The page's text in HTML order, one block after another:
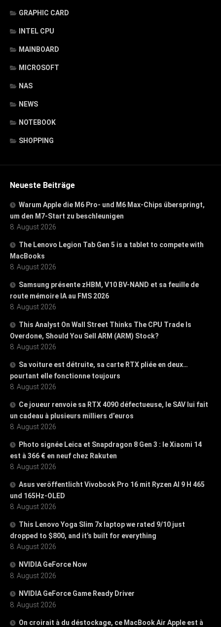
GRAPHIC CARD
INTEL CPU
MAINBOARD
MICROSOFT
NAS
NEWS
NOTEBOOK
SHOPPING
Neueste Beiträge
Warum Apple die M6 Pro- und M6 Max-Chips überspringt,
um den M7-Start zu beschleunigen
8. August 2026
The Lenovo Legion Tab Gen 5 is a tablet to compete with
MacBooks
8. August 2026
Samsung présente zHBM, V10 BV-NAND et sa feuille de
route mémoire IA au FMS 2026
8. August 2026
This Analyst On Wall Street Thinks The CPU Trade Is
Overdone, Should You Sell ARM (ARM) Stock?
8. August 2026
Sa voiture est détruite, sa carte RTX pliée en deux…
pourtant elle fonctionne toujours
8. August 2026
Ce joueur renvoie sa RTX 4090 défectueuse, le SAV lui fait
un cadeau à plusieurs milliers d’euros
8. August 2026
Photo signée Leica et Snapdragon 8 Gen 3 : le Xiaomi 14
est à 366 € en neuf chez Rakuten
8. August 2026
Asus veröffentlicht Vivobook Pro 16 mit Ryzen AI 9 H 465
und 165Hz-OLED
8. August 2026
This Lenovo Yoga Slim 7x laptop we rated 9/10 just
dropped to $800, and it’s built for everything
8. August 2026
NVIDIA GeForce Now
8. August 2026
NVIDIA GeForce Game Ready Driver
8. August 2026
On croirait à du déstockage, ce MacBook Air Apple est à